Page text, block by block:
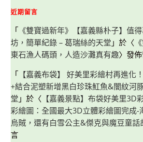
近期留言
「 《雙寶過新年》【嘉義縣朴子】值
坊，簡單紀錄 – 葛瑞絲的天堂 」於〈
東石漁人碼頭，人造沙灘真有趣〉發
「 【嘉義布袋】 好美里彩繪村再進化
+結合泥塑新增黑白珍珠魟魚&闇紋河
堂 」於〈 【嘉義景點】布袋好美里3D
彩繪圖：全國最大3D立體彩繪圖完成-
烏賊，還有白雪公主&傑克與魔豆童話
言